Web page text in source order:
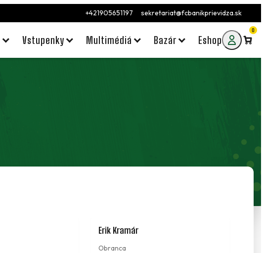
+421905651197 sekretariat@fcbanikprievidza.sk
Vstupenky Multimédiá Bazár Eshop
0
Erik Kramár
Obranca